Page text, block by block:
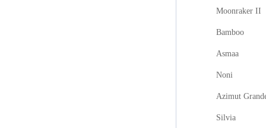
Moonraker II
Bamboo
Asmaa
Noni
Azimut
Silvia